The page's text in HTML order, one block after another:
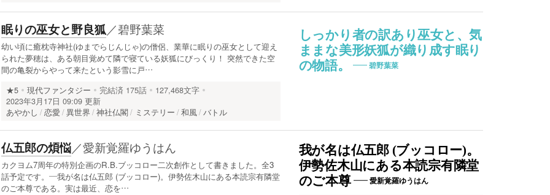
しっかり者の訳あり巫女と、気
ままな美形妖狐が織り成す眠り
の物語。
碧野葉菜
眠りの巫女と野良狐／碧野葉菜
幼い頃に癒枕寺神社(ゆまでらじんじゃ)の僧侶、業華に眠りの巫女として迎え
られた夢穂は、ある朝目覚めて隣で寝ている妖狐にびっくり！ 突然できた空
間の亀裂からやって来たという影雪に戸…
★5 現代ファンタジー 完結済 175話
127,468文字
2023年3月17日 09:09 更新
あやかし
恋愛 異世界 神社仏閣 ミステリー 和風 バトル
我が名は仏五郎 (ブッコロー)。
伊勢佐木山にある本読宗有隣堂
のご本尊
愛新覚羅ゆうはん
仏五郎の煩悩／愛新覚羅ゆうはん
カクヨム7周年の特別企画のR.B.ブッコロー二次創作として書きました。全3
話予定です。―我が名は仏五郎 (ブッコロー)。伊勢佐木山にある本読宗有隣堂
のご本尊である。実は最近、恋を…